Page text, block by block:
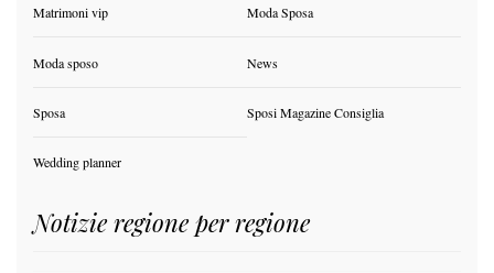
Matrimoni vip Moda Sposa
Moda sposo News
Sposa Sposi Magazine Consiglia
Wedding planner
Notizie regione per regione